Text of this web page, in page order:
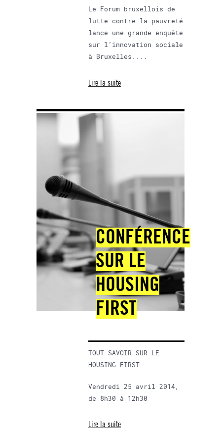
Le Forum bruxellois de
lutte contre la pauvreté
lance une grande enquête
sur l’innovation sociale
à Bruxelles....
Lire la suite
CONFÉRENCE
SUR LE
HOUSING
FIRST
TOUT SAVOIR SUR LE
HOUSING FIRST
Vendredi 25 avril 2014,
de 8h30 à 12h30
Lire la suite